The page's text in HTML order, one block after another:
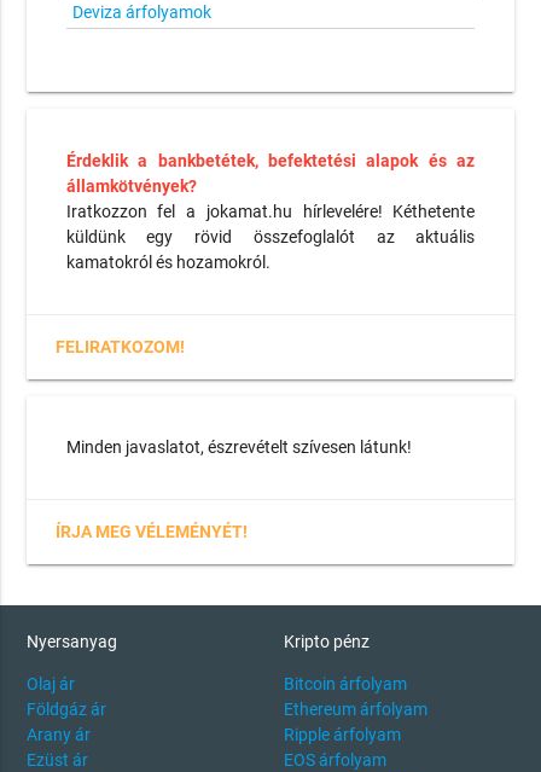
Deviza árfolyamok
Érdeklik a bankbetétek, befektetési alapok és az
államkötvények?
Iratkozzon fel a jokamat.hu hírlevelére! Kéthetente
küldünk egy rövid összefoglalót az aktuális
kamatokról és hozamokról.
FELIRATKOZOM!
Minden javaslatot, észrevételt szívesen látunk!
ÍRJA MEG VÉLEMÉNYÉT!
Nyersanyag
Olaj ár
Földgáz ár
Arany ár
Ezüst ár
Kripto pénz
Bitcoin árfolyam
Ethereum árfolyam
Ripple árfolyam
EOS árfolyam